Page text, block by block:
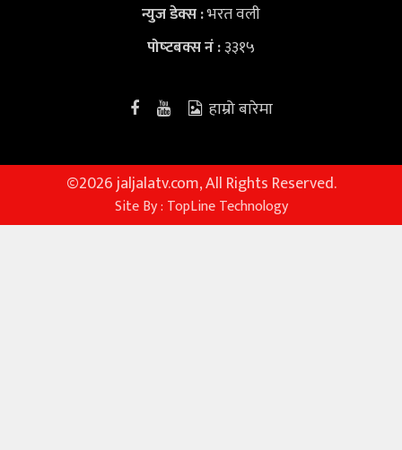
न्युज डेक्स:भरत वली
पोष्‍टबक्स नं :३३१५
हाम्रो बारेमा
©2026 jaljalatv.com, All Rights Reserved.
Site By : TopLine Technology